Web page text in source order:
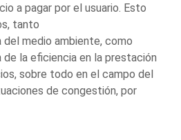
a pagar por el usuario. Esto
tanto
medio ambiente, como
la eficiencia en la prestación
sobre todo en el campo del
de congestión, por